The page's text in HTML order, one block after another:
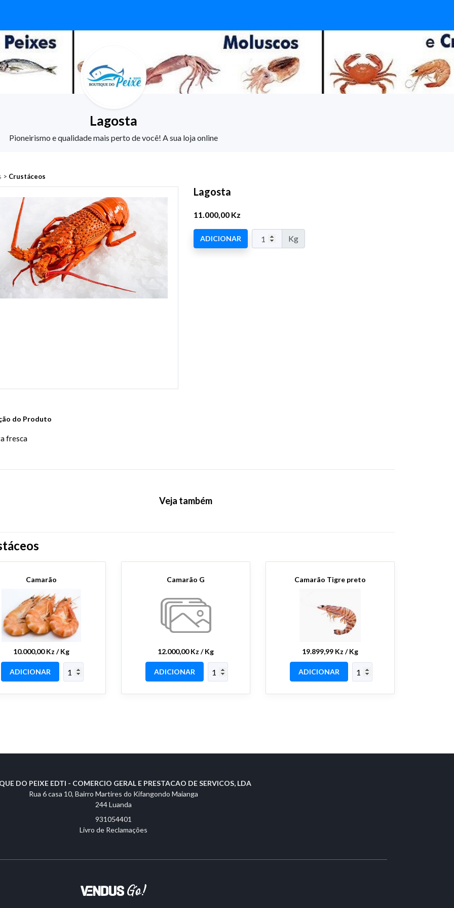
Lagosta
Pioneirismo e qualidade mais perto de você! A sua loja online
> Crustáceos
Lagosta
11.000,00 Kz
ADICIONAR Kg
do Produto
fresca
Veja também
Camarão
10.000,00 Kz / Kg
ADICIONAR
Camarão G
12.000,00 Kz / Kg
ADICIONAR
Camarão Tigre preto
19.899,99 Kz / Kg
ADICIONAR
DO PEIXE EDTI - COMERCIO GERAL E PRESTACAO DE SERVICOS, LDA
Rua 6 casa 10, Bairro Martires do Kifangondo Maianga
244 Luanda
931054401
Livro de Reclamações